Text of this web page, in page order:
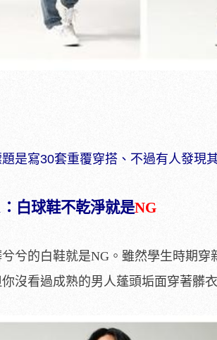
是寫30套重覆穿搭、不過有人發現
白球鞋不乾淨就是NG
兮的白鞋就是NG。雖然學生時期
沒看過成熟的男人蓬頭垢面穿著髒